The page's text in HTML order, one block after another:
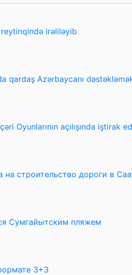
irəliləyib
qardaş Azərbaycanı
Oyunlarının açılışında iştirak
строительство дороги в
Сумгайытским пляжем
3+3